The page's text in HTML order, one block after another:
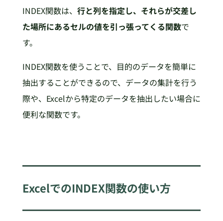
INDEX関数は、 行と列を指定し、それらが交差し
た場所にあるセルの値を引っ張ってくる関数で
す。
INDEX関数を使うことで、目的のデータを簡単に
抽出することができるので、データの集計を行う
際や、Excelから特定のデータを抽出したい場合に
便利な関数です。
ExcelでのINDEX関数の使い方